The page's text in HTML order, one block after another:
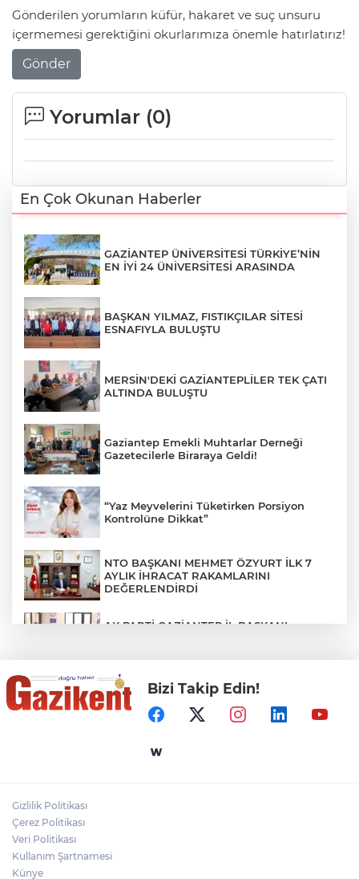
Gönderilen yorumların küfür, hakaret ve suç unsuru
içermemesi gerektiğini okurlarımıza önemle hatırlatırız!
Gönder
Yorumlar (0)
En Çok Okunan Haberler
GAZİANTEP ÜNİVERSİTESİ TÜRKİYE’NİN
EN İYİ 24 ÜNİVERSİTESİ ARASINDA
BAŞKAN YILMAZ, FISTIKÇILAR SİTESİ
ESNAFIYLA BULUŞTU
MERSİN'DEKİ GAZİANTEPLİLER TEK ÇATI
ALTINDA BULUŞTU
Gaziantep Emekli Muhtarlar Derneği
Gazetecilerle Biraraya Geldi!
“Yaz Meyvelerini Tüketirken Porsiyon
Kontrolüne Dikkat”
NTO BAŞKANI MEHMET ÖZYURT İLK 7
AYLIK İHRACAT RAKAMLARINI
DEĞERLENDİRDİ
AK PARTİ GAZİANTEP İL BAŞKANI
YENİ PARTİLİ MERİÇ’TEN
CEZAEVLERİNDEKİ KÖTÜ KOŞULLAR İÇİN
SORU ÖNERGESİ
Altunkaya Group Yönetim Kurulu Başkanı
Bizi Takip Edin!
Gizlilik Politikası
Çerez Politikası
Veri Politikası
Kullanım Şartnamesi
Künye